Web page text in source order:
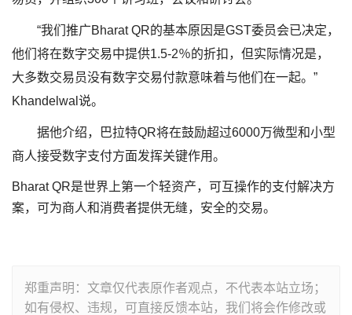
“我们推广Bharat QR的基本原因是GST委员会已决定，
他们将在数字交易中提供1.5-2％的折扣，但实际情况是，
大多数交易员没有数字交易付款意味着与他们在一起。”
Khandelwal说。
据他介绍，巴拉特QR将在鼓励超过6000万微型和小型
商人接受数字支付方面发挥关键作用。
Bharat QR是世界上第一个轻资产，可互操作的支付解决方
案，可为商人和消费者提供无缝，安全的交易。
郑重声明：文章仅代表原作者观点，不代表本站立场；
如有侵权、违规，可直接反馈本站，我们将会作修改或